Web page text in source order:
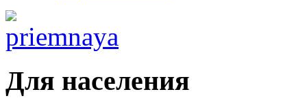
Для населения